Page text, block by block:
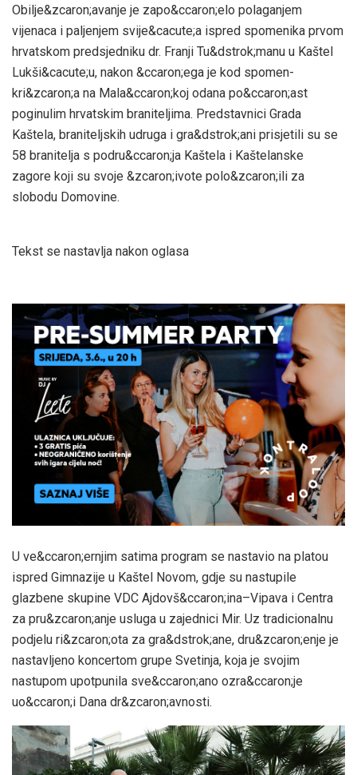
Obilje&zcaron;avanje je zapo&ccaron;elo polaganjem
vijenaca i paljenjem svije&cacute;a ispred spomenika prvom
hrvatskom predsjedniku dr. Franji Tu&dstrok;manu u Kaštel
Lukši&cacute;u, nakon &ccaron;ega je kod spomen-
kri&zcaron;a na Mala&ccaron;koj odana po&ccaron;ast
poginulim hrvatskim braniteljima. Predstavnici Grada
Kaštela, braniteljskih udruga i gra&dstrok;ani prisjetili su se
58 branitelja s podru&ccaron;ja Kaštela i Kaštelanske
zagore koji su svoje &zcaron;ivote polo&zcaron;ili za
slobodu Domovine.
Tekst se nastavlja nakon oglasa
U ve&ccaron;ernjim satima program se nastavio na platou
ispred Gimnazije u Kaštel Novom, gdje su nastupile
glazbene skupine VDC Ajdovš&ccaron;ina–Vipava i Centra
za pru&zcaron;anje usluga u zajednici Mir. Uz tradicionalnu
podjelu ri&zcaron;ota za gra&dstrok;ane, dru&zcaron;enje je
nastavljeno koncertom grupe Svetinja, koja je svojim
nastupom upotpunila sve&ccaron;ano ozra&ccaron;je
uo&ccaron;i Dana dr&zcaron;avnosti.